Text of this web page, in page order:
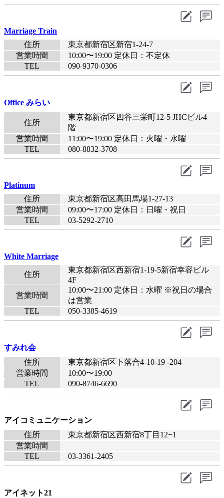
Marriage Train
住所
東京都新宿区新宿1-24-7
営業時間
10:00〜19:00 定休日：不定休
TEL
090-9370-0306
Office みらい
住所
東京都新宿区四谷三栄町12-5 JHCビル4
階
営業時間
11:00〜19:00 定休日：火曜・水曜
TEL
080-8832-3708
Platinum
住所
東京都新宿区高田馬場1-27-13
営業時間
09:00〜17:00 定休日：日曜・祝日
TEL
03-5292-2710
White Marriage
住所
東京都新宿区西新宿1-19-5新宿幸容ビル
4F
営業時間
10:00〜21:00 定休日：水曜 ※祝日の場合
は営業
TEL
050-3385-4619
すみれ会
住所
東京都新宿区下落合4-10-19 -204
営業時間
10:00〜19:00
TEL
090-8746-6690
アイコミュニケーション
住所
東京都新宿区西新宿8丁目12−1
営業時間
TEL
03-3361-2405
アイネット21